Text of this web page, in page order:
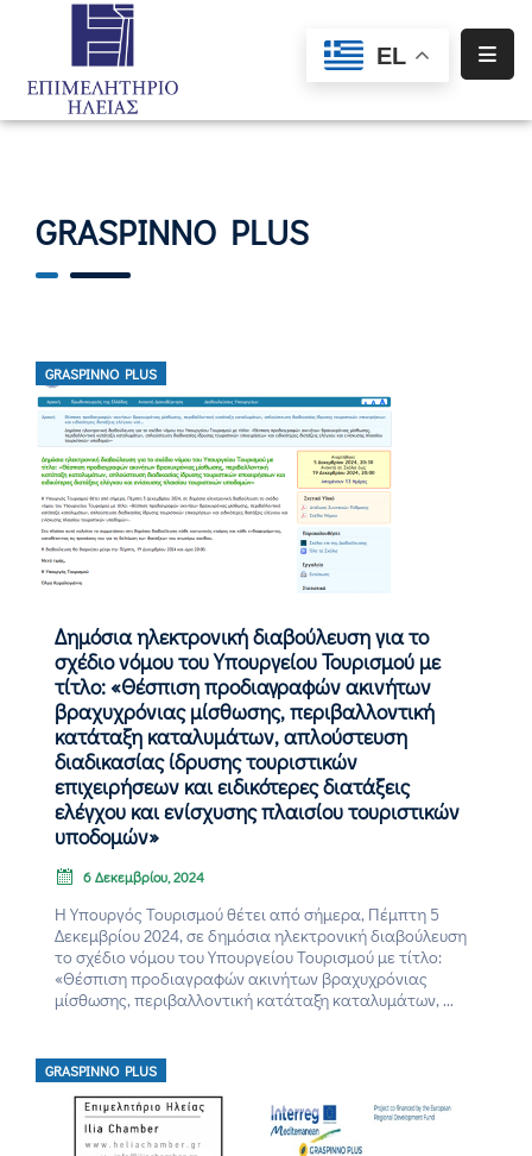
EL
Αρχική
Ειδική
Πληροφόρηση
Προγράμματα
Χρηματοδότησης
Επικοινωνία
GRASPINNO PLUS
GRASPINNO PLUS
Δημόσια ηλεκτρονική διαβούλευση για το
σχέδιο νόμου του Υπουργείου Τουρισμού με
τίτλο: «Θέσπιση προδιαγραφών ακινήτων
βραχυχρόνιας μίσθωσης, περιβαλλοντική
κατάταξη καταλυμάτων, απλούστευση
διαδικασίας ίδρυσης τουριστικών
επιχειρήσεων και ειδικότερες διατάξεις
ελέγχου και ενίσχυσης πλαισίου τουριστικών
υποδομών»
6 Δεκεμβρίου, 2024
Η Υπουργός Τουρισμού θέτει από σήμερα, Πέμπτη 5
Δεκεμβρίου 2024, σε δημόσια ηλεκτρονική διαβούλευση
το σχέδιο νόμου του Υπουργείου Τουρισμού με τίτλο:
«Θέσπιση προδιαγραφών ακινήτων βραχυχρόνιας
μίσθωσης, περιβαλλοντική κατάταξη καταλυμάτων, ...
GRASPINNO PLUS